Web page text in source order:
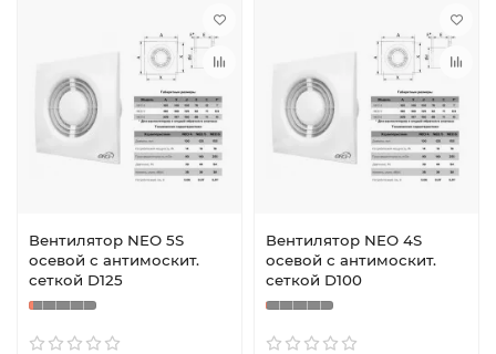
Вентилятор NEO 5S
осевой с антимоскит.
сеткой D125
Вентилятор NEO 4S
осевой с антимоскит.
сеткой D100